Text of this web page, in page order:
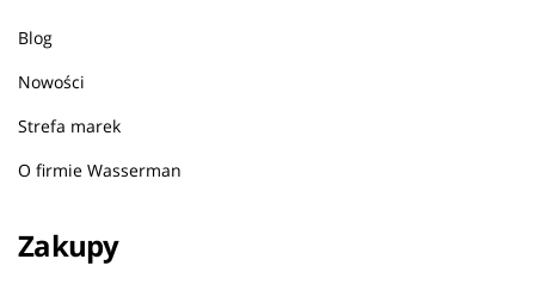
Blog
Nowości
Strefa marek
O firmie Wasserman
Zakupy